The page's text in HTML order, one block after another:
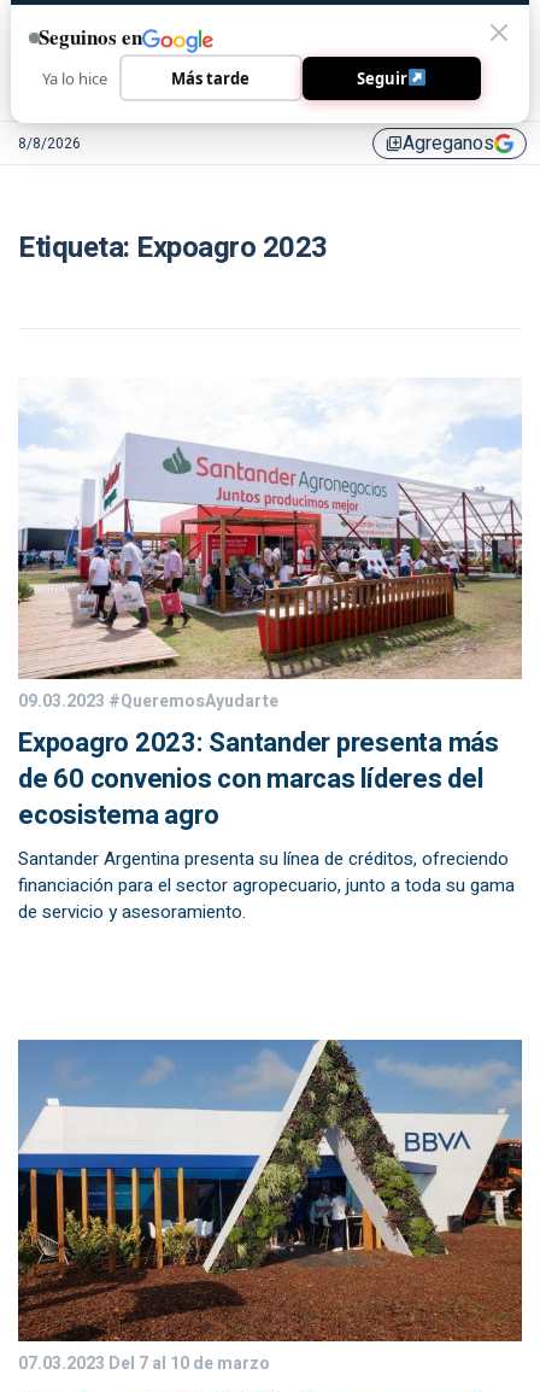
8/8/2026 library_addAgreganos
Etiqueta: Expoagro 2023
09.03.2023 #QueremosAyudarte
Expoagro 2023: Santander presenta más
de 60 convenios con marcas líderes del
ecosistema agro
Santander Argentina presenta su línea de créditos, ofreciendo
financiación para el sector agropecuario, junto a toda su gama
de servicio y asesoramiento.
07.03.2023 Del 7 al 10 de marzo
Seguinos en
Ya lo hice Más tarde Seguir